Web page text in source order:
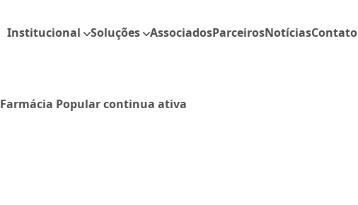
Institucional Soluções AssociadosParceirosNotíciasContato
Farmácia Popular continua ativa